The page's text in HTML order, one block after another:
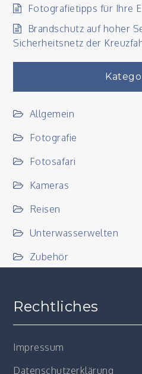
Fotografietipps für Ihre
Brandschutz auf hoher
Sicherheitsnetz der
Allgemein
Fotografie
Fotosafari
Kameras
Reisen
Unterwasserwelten
Zubehör
Rechtliches
Impressum
Datenschutzerklärung